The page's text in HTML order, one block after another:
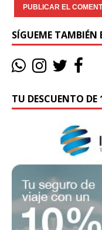
SÍGUEME TAMBIÉN
TU DESCUENTO